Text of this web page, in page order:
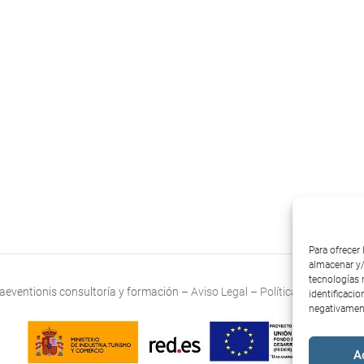
Para
almacenar
tecnologías
consultoría y formación – Aviso Legal – Política de cookies